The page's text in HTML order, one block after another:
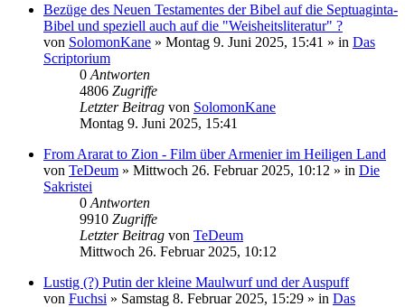
Bezüge des Neuen Testamentes der Bibel auf die Septuaginta-
Bibel und speziell auch auf die "Weisheitsliteratur" ?
von SolomonKane » Montag 9. Juni 2025, 15:41 » in Das
Scriptorium
0 Antworten
4806 Zugriffe
Letzter Beitrag von SolomonKane
Montag 9. Juni 2025, 15:41
From Ararat to Zion - Film über Armenier im Heiligen Land
von TeDeum » Mittwoch 26. Februar 2025, 10:12 » in Die
Sakristei
0 Antworten
9910 Zugriffe
Letzter Beitrag von TeDeum
Mittwoch 26. Februar 2025, 10:12
Lustig (?) Putin der kleine Maulwurf und der Auspuff
von Fuchsi » Samstag 8. Februar 2025, 15:29 » in Das